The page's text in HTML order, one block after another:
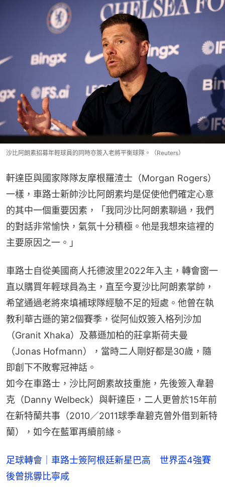
沙比阿朗素招募年輕球員的同時亦簽入老將平衡球隊。（Reuters）
軒達臣與國家隊隊友摩根羅渣士（Morgan Rogers）
一樣，車路士新帥沙比阿朗素均是促使他們確定心意
的其中一個重要因素，「我同沙比阿朗素聊過，我們
的對話非常愉快，氣氛十分積極。他是我想來這裡的
主要原因之一。」
車路士自從美國商人托德波里2022年入主，轉會窗一
直以購買年輕球員為主，直至今夏沙比阿朗素掌帥，
希望通過老將來填補球隊經驗不足的短處。他曾在執
教利華古遜的第2個賽季，從阿仙奴簽入格列沙加
（Granit Xhaka）及慕遜加柏的莊拿斯荷夫曼
（Jonas Hofmann），當時二人剛好都是30歲，隨
即創下不敗奪冠神話。
如今在車路士，沙比阿朗素故技重施，先後簽入韋碧
克（Danny Welbeck）與軒達臣，二人更曾於15年前
在新特蘭共事（2010／2011球季韋碧克曾外借到新特
蘭），如今在藍軍再續前緣。
足球轉會｜車路士簽阿根廷新星巴高 世界盃4強賽
後曾挑釁比寧咸